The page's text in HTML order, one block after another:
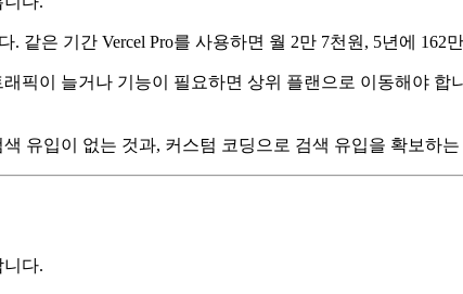
같은 기간 Vercel Pro를 사용하면 월 2만 7천원, 5년에 162
픽이 늘거나 기능이 필요하면 상위 플랜으로 이동해야
유입이 없는 것과, 커스텀 코딩으로 검색 유입을 확보하
다.